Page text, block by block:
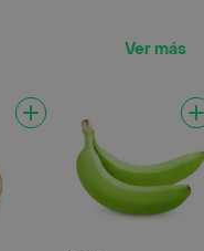
Ver más